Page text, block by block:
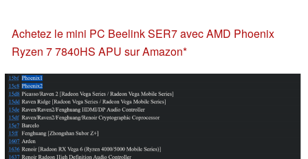
Achetez le mini PC Beelink SER7 avec AMD Phoenix
Ryzen 7 7840HS APU sur Amazon